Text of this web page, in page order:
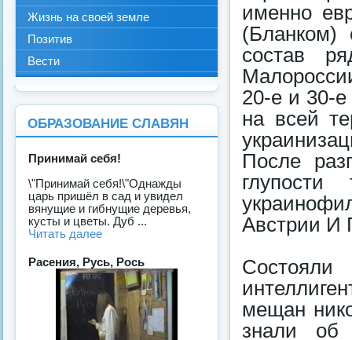
именно
(Бланком)
состав
20-е и 30-е
на всей
После
Австрии И
Состояли
мещан
знали об
Жизнь на своей земле
Позитив
Вести
ОБРАЗОВАНИЕ СЛАВЯН
Принимай себя!
\"Принимай себя!\"Однажды
царь пришёл в сад и увидел
вянущие и гибнущие деревья,
кусты и цветы. Дуб ...
Читать далее
Расения, Русь, Рось